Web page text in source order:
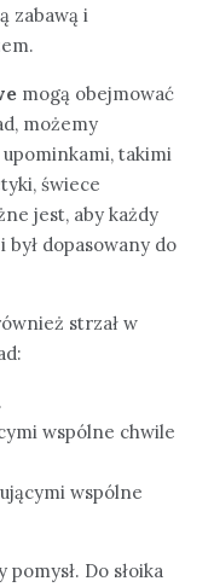
zabawą i
mogą obejmować
możemy
takimi
świece
jest, aby każdy
dopasowany do
strzał w
wspólne chwile
wspólne
Do słoika